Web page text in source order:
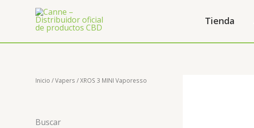
contenido
Tienda
Inicio /Vapers / XROS 3 MINI Vaporesso
Buscar